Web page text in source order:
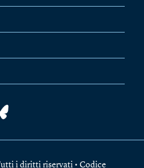
i diritti riservati • Codice